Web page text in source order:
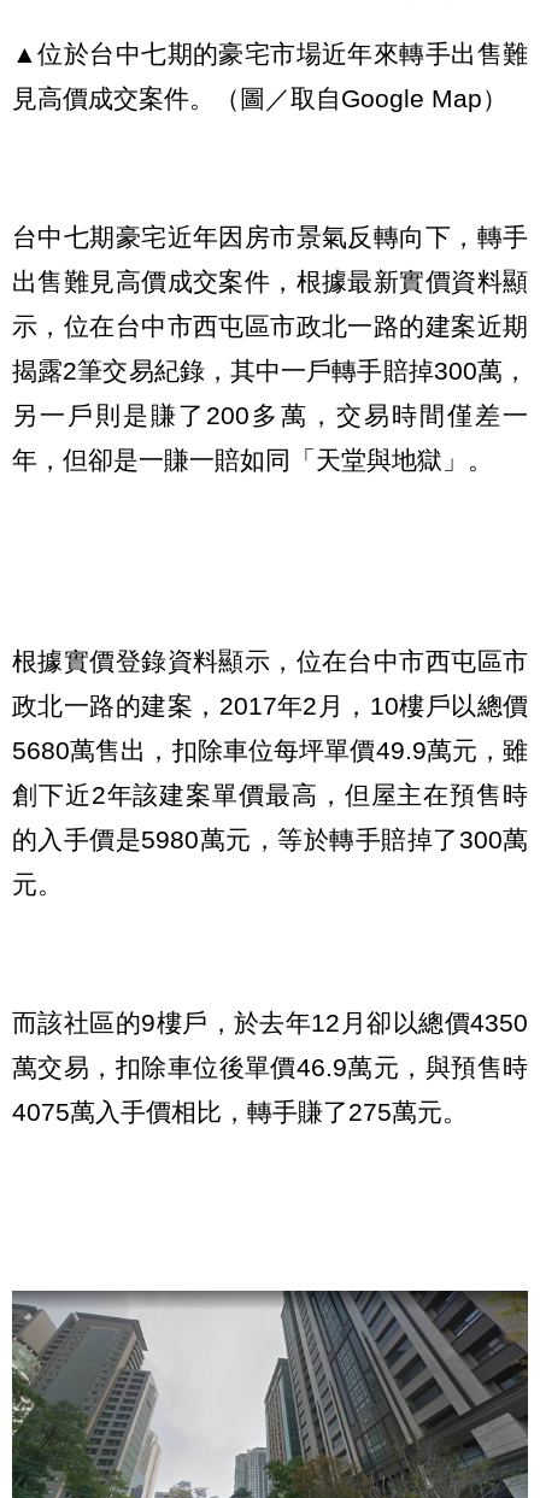
▲位於台中七期的豪宅市場近年來轉手出售難
見高價成交案件。（圖／取自Google Map）
台中七期豪宅近年因房市景氣反轉向下，轉手
出售難見高價成交案件，根據最新實價資料顯
示，位在台中市西屯區市政北一路的建案近期
揭露2筆交易紀錄，其中一戶轉手賠掉300萬，
另一戶則是賺了200多萬，交易時間僅差一
年，但卻是一賺一賠如同「天堂與地獄」。
根據實價登錄資料顯示，位在台中市西屯區市
政北一路的建案，2017年2月，10樓戶以總價
5680萬售出，扣除車位每坪單價49.9萬元，雖
創下近2年該建案單價最高，但屋主在預售時
的入手價是5980萬元，等於轉手賠掉了300萬
元。
而該社區的9樓戶，於去年12月卻以總價4350
萬交易，扣除車位後單價46.9萬元，與預售時
4075萬入手價相比，轉手賺了275萬元。